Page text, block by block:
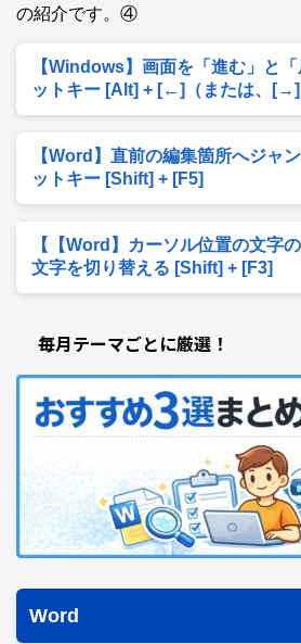
の紹介です。④
【Windows】画面を「進む」と
ットキー [Alt] + [←]（または、[→]
【Word】直前の編集箇所へジャ
ットキー [Shift] + [F5]
【【Word】カーソル位置の文字
文字を切り替える [Shift] + [F3]
毎月テーマごとに厳選！
Word